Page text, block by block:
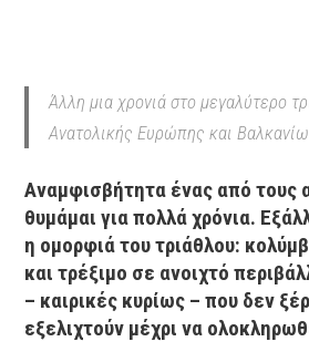
Άλλη μια χρονιά στο μεγαλύτερο
Ανατολικής Ευρώπης και
Αναμφισβήτητα ένας από τους
θυμάμαι για πολλά χρόνια.
η ομορφιά του τριάθλου:
και τρέξιμο σε ανοιχτό
– καιρικές κυρίως – που δεν
εξελιχτούν μέχρι να